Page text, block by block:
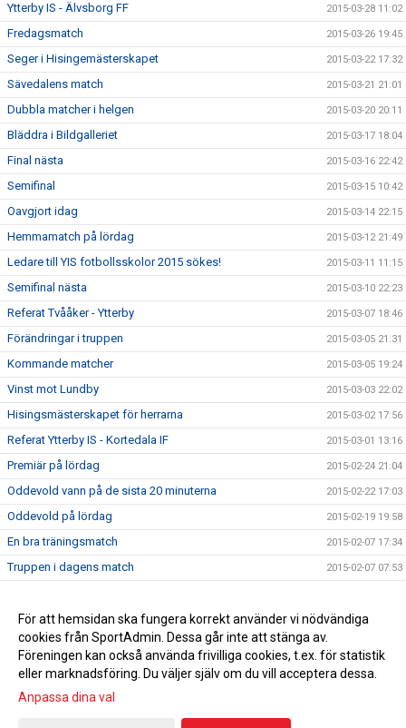
Ytterby IS - Älvsborg FF 2015-03-28 11:02
Fredagsmatch 2015-03-26 19:45
Seger i Hisingemästerskapet 2015-03-22 17:32
Sävedalens match 2015-03-21 21:01
Dubbla matcher i helgen 2015-03-20 20:11
Bläddra i Bildgalleriet 2015-03-17 18:04
Final nästa 2015-03-16 22:42
Semifinal 2015-03-15 10:42
Oavgjort idag 2015-03-14 22:15
Hemmamatch på lördag 2015-03-12 21:49
Ledare till YIS fotbollsskolor 2015 sökes! 2015-03-11 11:15
Semifinal nästa 2015-03-10 22:23
Referat Tvååker - Ytterby 2015-03-07 18:46
Förändringar i truppen 2015-03-05 21:31
Kommande matcher 2015-03-05 19:24
Vinst mot Lundby 2015-03-03 22:02
Hisingsmästerskapet för herrarna 2015-03-02 17:56
Referat Ytterby IS - Kortedala IF 2015-03-01 13:16
Premiär på lördag 2015-02-24 21:04
Oddevold vann på de sista 20 minuterna 2015-02-22 17:03
Oddevold på lördag 2015-02-19 19:58
En bra träningsmatch 2015-02-07 17:34
Truppen i dagens match 2015-02-07 07:53
Försäsongsträning 2015-01-29 20:18
Boka lördagar framöver 2015-01-25 18:28
Gå till Webbversion
För att hemsidan ska fungera korrekt använder vi nödvändiga
cookies från SportAdmin. Dessa går inte att stänga av.
Föreningen kan också använda frivilliga cookies, t.ex. för statistik
eller marknadsföring. Du väljer själv om du vill acceptera dessa.
Anpassa dina val